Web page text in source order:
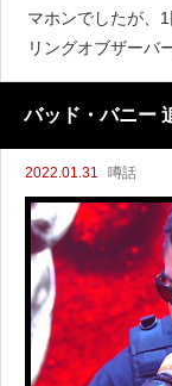
マホンでしたが、
リングオブザーバ
はロイヤルランブ
レッスルマニア38
バッド・バニー
2022.01.31 噂話